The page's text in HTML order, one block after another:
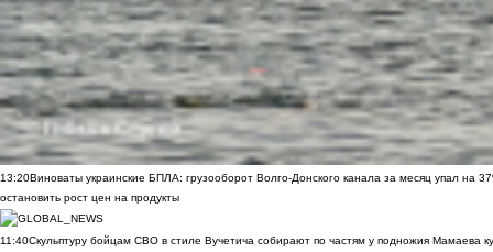
13:20Виноваты украинские БПЛА: грузооборот Волго-Донского канала за месяц упал на
остановить рост цен на продукты
11:40Скульптуру бойцам СВО в стиле Вучетича собирают по частям у подножия Мамаева